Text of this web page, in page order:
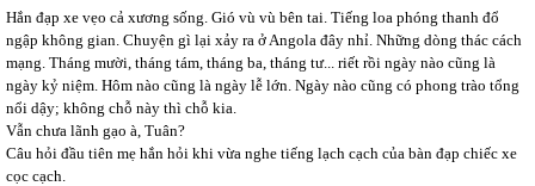
Hắn đạp xe vẹo cả xương sống. Gió vù vù bên tai. Tiếng loa phóng thanh đổ
ngập không gian. Chuyện gì lại xảy ra ở Angola đây nhỉ. Những dòng thác cách
mạng. Tháng mười, tháng tám, tháng ba, tháng tư... riết rồi ngày nào cũng là
ngày kỷ niệm. Hôm nào cũng là ngày lễ lớn. Ngày nào cũng có phong trào tổng
nổi dậy; không chỗ này thì chỗ kia.
Vẫn chưa lãnh gạo à, Tuân?
Câu hỏi đầu tiên mẹ hắn hỏi khi vừa nghe tiếng lạch cạch của bàn đạp chiếc xe
cọc cạch.